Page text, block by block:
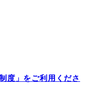
度」をご利用くださ